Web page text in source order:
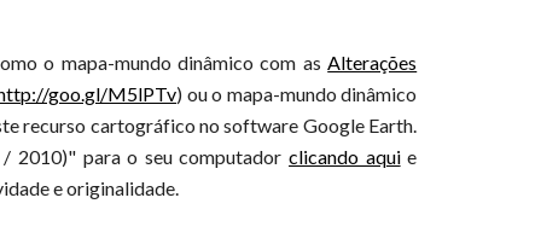
o mapa-mundo dinâmico com asAlterações
goo.gl/M5lPTv) ou o mapa-mundo dinâmico
recurso cartográfico no software Google Earth.
/ 2010)" para o seu computadorclicando aquie
e originalidade.